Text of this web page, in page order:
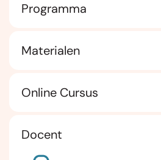
Programma
Materialen
Online Cursus
Docent